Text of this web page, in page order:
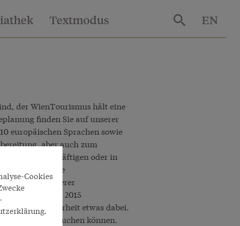
Textmodus EN
der WienTourismus hält eine
finden Sie auf unserer
europäischen Sprachen sowie
aber auch zum
Stadt zu beschäftigen oder in
Sie suchen eine
In unserer
bis 2015
mit Sicherheit etwas dabei.
die Sie direkt buchen können.
Cookies